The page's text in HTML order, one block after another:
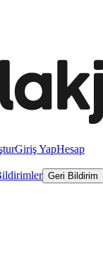
Giriş YapHesap
Geri Bildirim